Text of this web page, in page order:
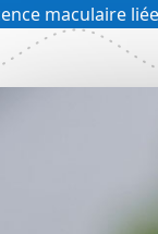
maculaire